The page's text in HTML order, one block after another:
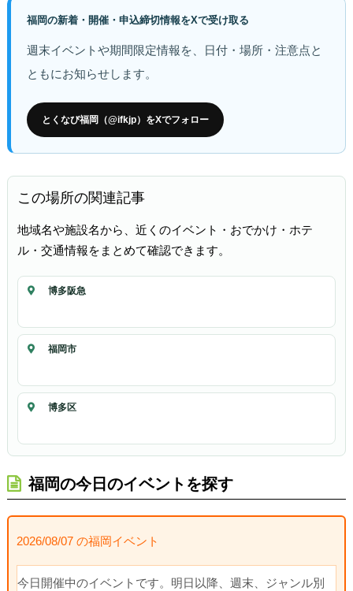
福岡の新着・開催・申込締切情報をXで受け取る
週末イベントや期間限定情報を、日付・場所・注意点と
ともにお知らせします。
とくなび福岡（@ifkjp）をXでフォロー
この場所の関連記事
地域名や施設名から、近くのイベント・おでかけ・ホテ
ル・交通情報をまとめて確認できます。
博多阪急
福岡市
博多区
福岡の今日のイベントを探す
2026/08/07 の福岡イベント
今日開催中のイベントです。明日以降、週末、ジャンル別